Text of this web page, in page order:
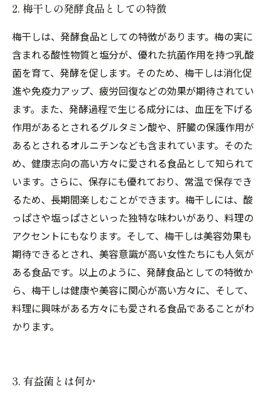
2. 梅干しの発酵食品としての特徴
梅干しは、発酵食品としての特徴があります。梅の実に
含まれる酸性物質と塩分が、優れた抗菌作用を持つ乳酸
菌を育て、発酵を促します。そのため、梅干しは消化促
進や免疫力アップ、疲労回復などの効果が期待されてい
ます。また、発酵過程で生じる成分には、血圧を下げる
作用があるとされるグルタミン酸や、肝臓の保護作用が
あるとされるオルニチンなども含まれています。そのた
め、健康志向の高い方々に愛される食品として知られて
います。さらに、保存にも優れており、常温で保存でき
るため、長期間楽しむことができます。梅干しには、酸
っぱさや塩っぱさといった独特な味わいがあり、料理の
アクセントにもなります。そして、梅干しは美容効果も
期待できるとされ、美容意識が高い女性たちにも人気が
ある食品です。以上のように、発酵食品としての特徴か
ら、梅干しは健康や美容に関心が高い方々に、そして、
料理に興味がある方々にも愛される食品であることがわ
かります。
3. 有益菌とは何か